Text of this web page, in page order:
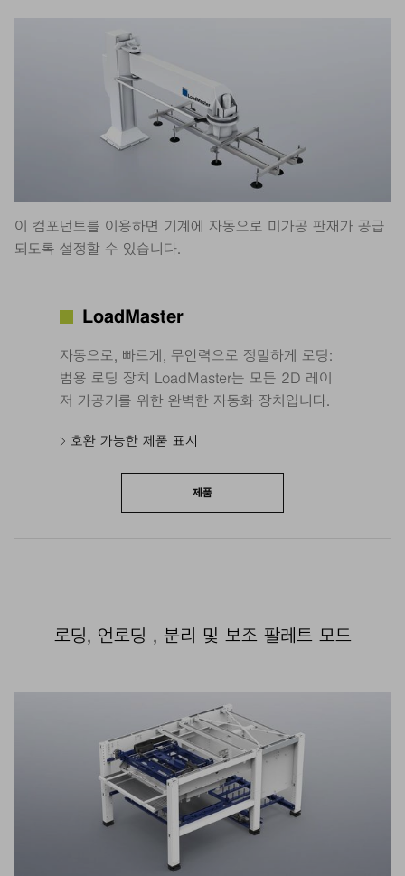
이 컴포넌트를 이용하면 기계에 자동으로 미가공 판재가 공급
되도록 설정할 수 있습니다.
LoadMaster
자동으로, 빠르게, 무인력으로 정밀하게 로딩:
범용 로딩 장치 LoadMaster는 모든 2D 레이
저 가공기를 위한 완벽한 자동화 장치입니다.
호환 가능한 제품 표시
제품
로딩, 언로딩 , 분리 및 보조 팔레트 모드